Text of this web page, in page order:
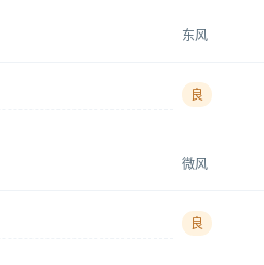
东风
良
微风
良